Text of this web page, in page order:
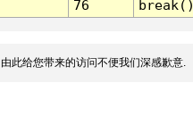
76 break()
此给您带来的访问不便我们深感歉意.